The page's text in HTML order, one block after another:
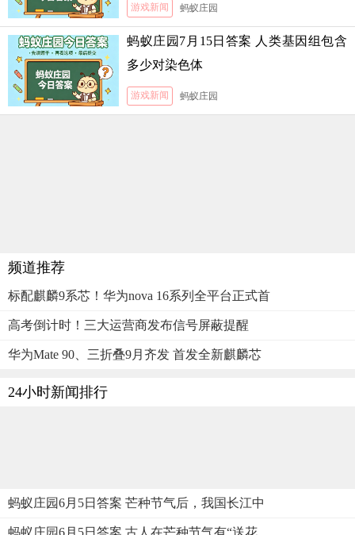
游戏新闻 蚂蚁庄园
蚂蚁庄园7月15日答案 人类基因组包含
多少对染色体
游戏新闻 蚂蚁庄园
频道推荐
标配麒麟9系芯！华为nova 16系列全平台正式首
高考倒计时！三大运营商发布信号屏蔽提醒
华为Mate 90、三折叠9月齐发 首发全新麒麟芯
24小时新闻排行
蚂蚁庄园6月5日答案 芒种节气后，我国长江中
蚂蚁庄园6月5日答案 古人在芒种节气有“送花